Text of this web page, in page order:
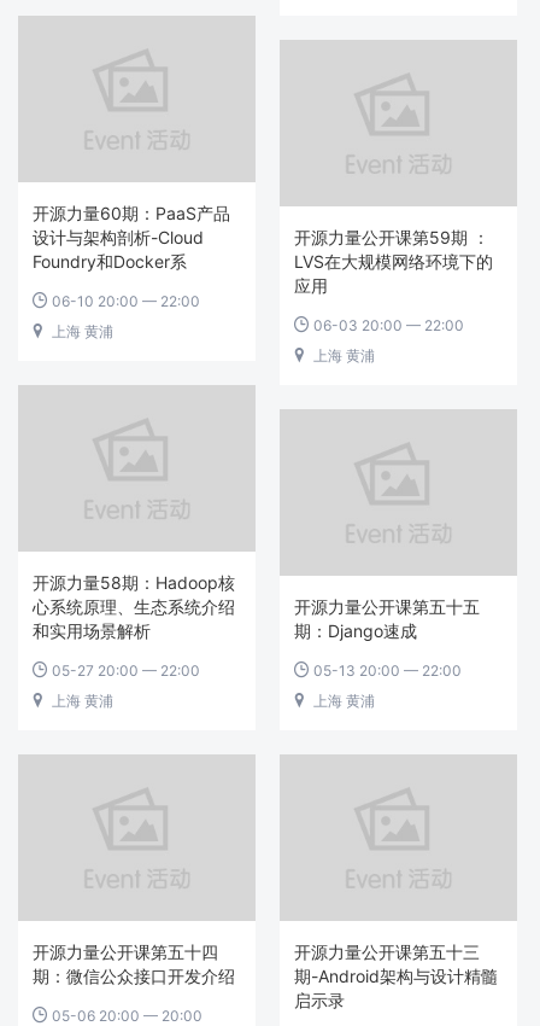
开源力量60期：PaaS产品
设计与架构剖析-Cloud
Foundry和Docker系
 06-10 20:00 — 22:00
 上海 黄浦
开源力量公开课第59期 ：
LVS在大规模网络环境下的
应用
 06-03 20:00 — 22:00
 上海 黄浦
开源力量58期：Hadoop核
心系统原理、生态系统介绍
和实用场景解析
 05-27 20:00 — 22:00
 上海 黄浦
开源力量公开课第五十五
期：Django速成
 05-13 20:00 — 22:00
 上海 黄浦
开源力量公开课第五十四
期：微信公众接口开发介绍
 05-06 20:00 — 20:00
开源力量公开课第五十三
期-Android架构与设计精髓
启示录